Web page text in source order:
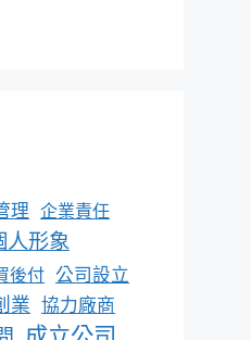
理 企業責任
人形象
後付 公司設立
業 協力廠商